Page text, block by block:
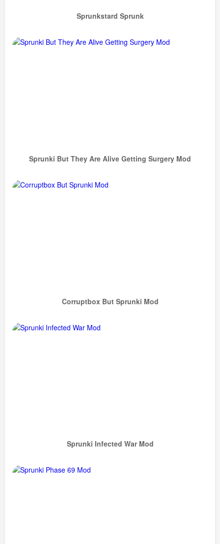
Sprunkstard Sprunk
Sprunki But They Are Alive Getting Surgery Mod
Corruptbox But Sprunki Mod
Sprunki Infected War Mod